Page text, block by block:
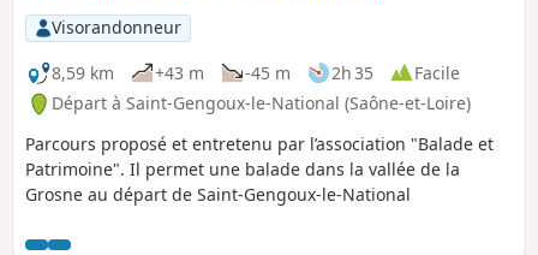
Visorandonneur
8,59 km
+43 m -45 m 2h 35
Facile
Départ à Saint-Gengoux-le-National (Saône-et-Loire)
Parcours proposé et entretenu par l’association "Balade et
Patrimoine". Il permet une balade dans la vallée de la
Grosne au départ de Saint-Gengoux-le-National